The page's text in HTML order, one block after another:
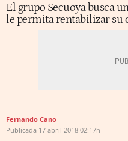
El grupo Secuoya busca
le permita rentabilizar su
Fernando Cano
Publicada 17 abril 2018 02:17h